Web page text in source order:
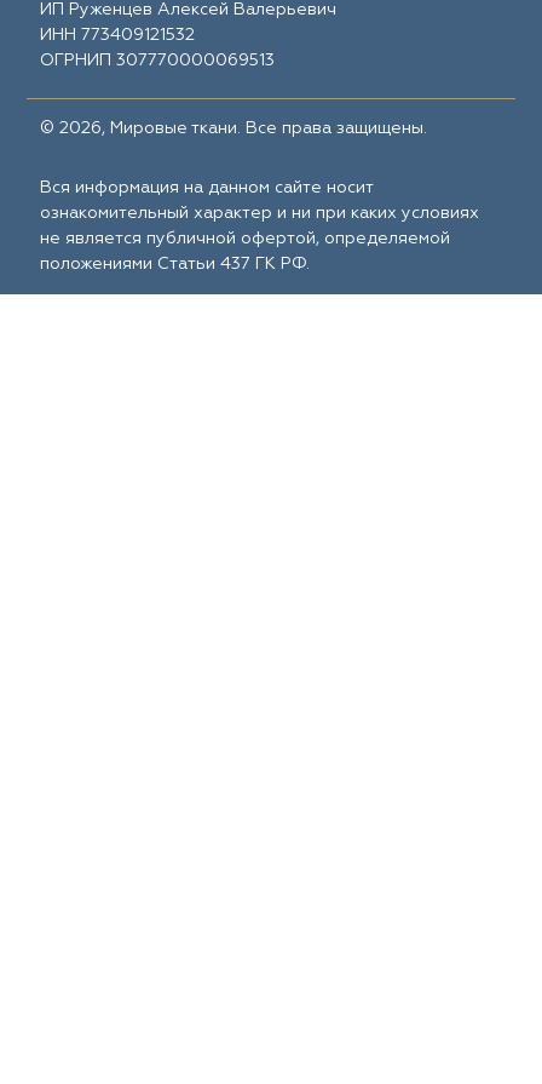
ИП Руженцев Алексей Валерьевич
ИНН 773409121532
ОГРНИП 307770000069513
© 2026, Мировые ткани. Все права защищены.
Вся информация на данном сайте носит
ознакомительный характер и ни при каких условиях
не является публичной офертой, определяемой
положениями Статьи 437 ГК РФ.